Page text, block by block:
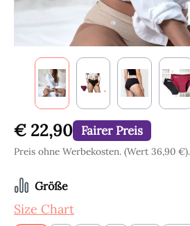
€ 22,90 Fairer Preis
Preis ohne Werbekosten. (Wert 36,90 €).
Größeauswählen
Size Chart